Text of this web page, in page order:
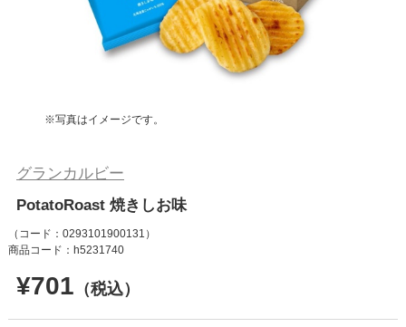
※写真はイメージです。
グランカルビー
PotatoRoast 焼きしお味
（コード： 0293101900131 ）
商品コード：h5231740
¥701 （税込）